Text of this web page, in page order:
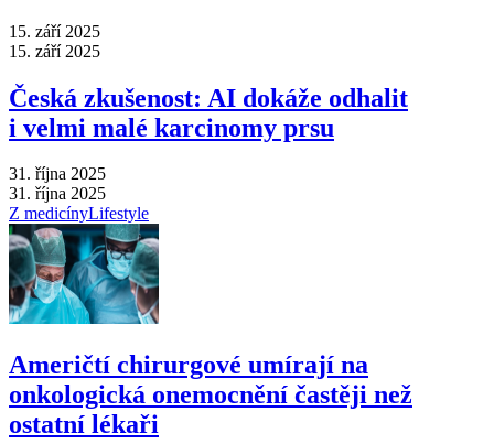
15. září 2025
15. září 2025
Česká zkušenost: AI dokáže odhalit
i velmi malé karcinomy prsu
31. října 2025
31. října 2025
Z medicínyLifestyle
Američtí chirurgové umírají na
onkologická onemocnění častěji než
ostatní lékaři